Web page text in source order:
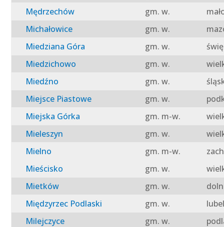
Mędrzechów
gm. w.
Michałowice
gm. w.
Miedziana Góra
gm. w.
Miedzichowo
gm. w.
Miedźno
gm. w.
Miejsce Piastowe
gm. w.
Miejska Górka
gm. m-w.
Mieleszyn
gm. w.
Mielno
gm. m-w.
Mieścisko
gm. w.
Mietków
gm. w.
Międzyrzec Podlaski
gm. w.
Milejczyce
gm. w.